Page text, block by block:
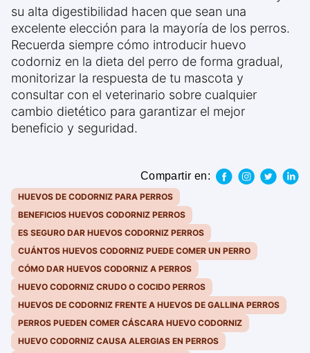
su alta digestibilidad hacen que sean una
excelente elección para la mayoría de los perros.
Recuerda siempre cómo introducir huevo
codorniz en la dieta del perro de forma gradual,
monitorizar la respuesta de tu mascota y
consultar con el veterinario sobre cualquier
cambio dietético para garantizar el mejor
beneficio y seguridad.
Compartir en:
HUEVOS DE CODORNIZ PARA PERROS
BENEFICIOS HUEVOS CODORNIZ PERROS
ES SEGURO DAR HUEVOS CODORNIZ PERROS
CUÁNTOS HUEVOS CODORNIZ PUEDE COMER UN PERRO
CÓMO DAR HUEVOS CODORNIZ A PERROS
HUEVO CODORNIZ CRUDO O COCIDO PERROS
HUEVOS DE CODORNIZ FRENTE A HUEVOS DE GALLINA PERROS
PERROS PUEDEN COMER CÁSCARA HUEVO CODORNIZ
HUEVO CODORNIZ CAUSA ALERGIAS EN PERROS